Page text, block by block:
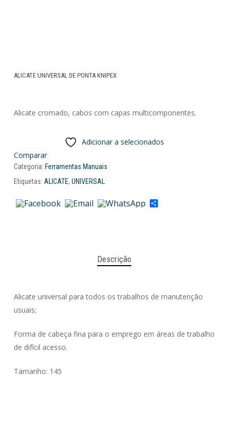
ALICATE UNIVERSAL DE PONTA KNIPEX
Alicate cromado, cabos com capas multicomponentes.
Adicionar a selecionados
Comparar
Categoria: Ferramentas Manuais
Etiquetas: ALICATE, UNIVERSAL
Share
Descrição
Alicate universal para todos os trabalhos de manutenção
usuais;
Forma de cabeça fina para o emprego em áreas de trabalho
de difícil acesso.
Tamanho: 145